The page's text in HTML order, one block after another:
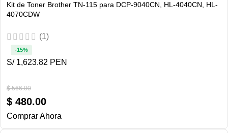
Kit de Toner Brother TN-115 para DCP-9040CN, HL-4040CN, HL-
4070CDW
(1)
$566.00
$ 480.00
-15%
S/ 1,623.82 PEN
Comprar Ahora